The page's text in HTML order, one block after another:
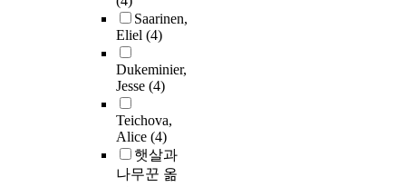
Saarinen,
Eliel (4)
Dukeminier,
Jesse (4)
Teichova,
Alice (4)
햇살과
나무꾼 옮